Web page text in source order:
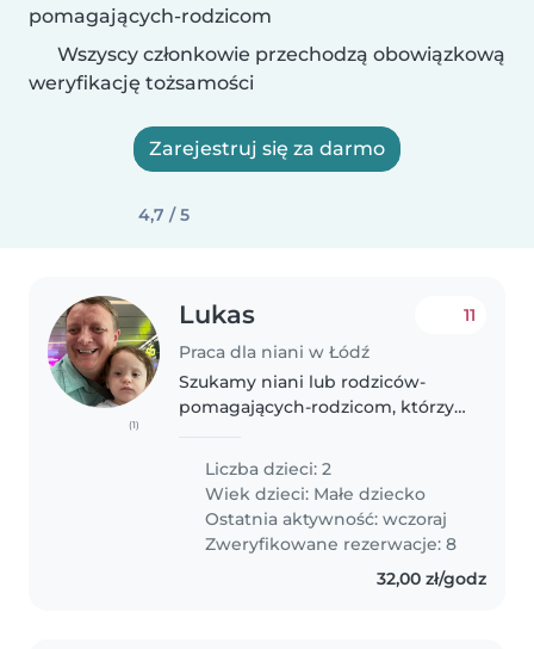
pomagających-rodzicom
Wszyscy członkowie przechodzą obowiązkową
weryfikację tożsamości
Zarejestruj się za darmo
4,7 / 5
(1)
Lukas
Praca dla niani w Łódź
11
Szukamy niani lub rodziców-
pomagających-rodzicom, którzy
naszymi dwójką energicznych i
zabawnych dwulatkami. Nasze
dzieci są bardzo przyjazne i lubią
się bawić...
Liczba dzieci: 2
Wiek dzieci: Małe dziecko
Ostatnia aktywność: wczoraj
Zweryfikowane rezerwacje: 8
32,00 zł/godz